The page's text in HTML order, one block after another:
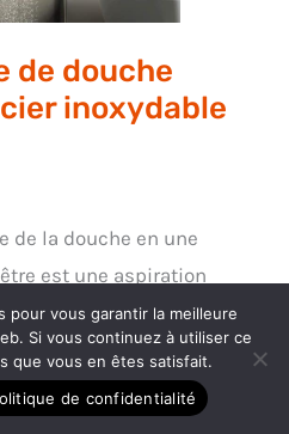
de douche
inoxydable
de la douche en une
est une aspiration
pour vous garantir la meilleure
Si vous continuez à utiliser ce
que vous en êtes satisfait.
de confidentialité